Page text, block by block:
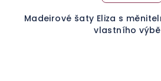
Madeirové šaty Eliza s
vlastního